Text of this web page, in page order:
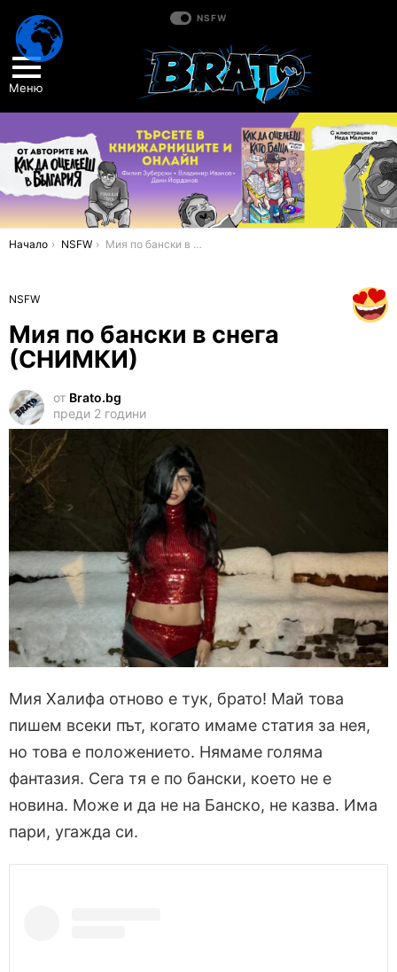
NSFW
Меню
You are here:
Начало NSFW Мия по бански в снега (СНИМКИ)
NSFW
Мия по бански в снега
(СНИМКИ)
от Brato.bg
преди 2 години
Мия Халифа отново е тук, брато! Май това
пишем всеки път, когато имаме статия за нея,
но това е положението. Нямаме голяма
фантазия. Сега тя е по бански, което не е
новина. Може и да не на Банско, не казва. Има
пари, угажда си.